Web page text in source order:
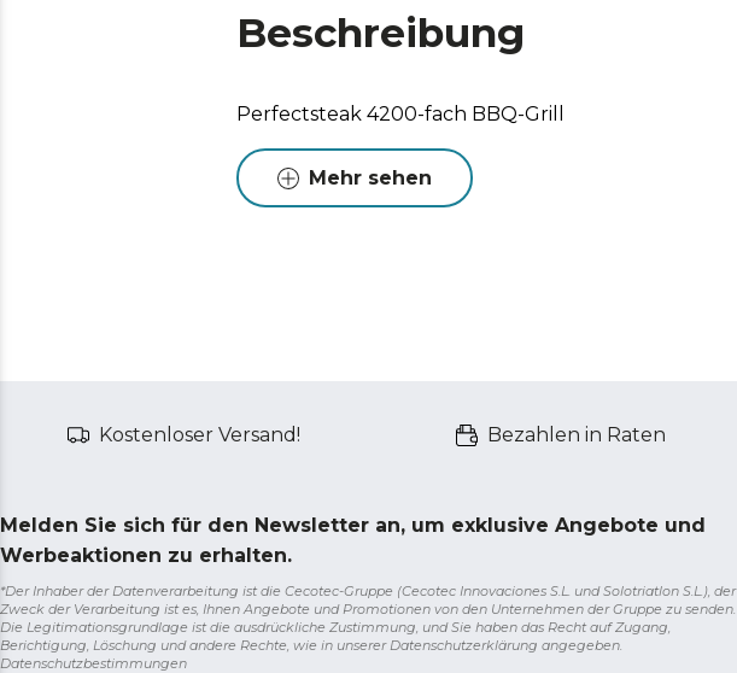
Beschreibung
Perfectsteak 4200-fach BBQ-Grill
Mehr sehen
Kostenloser Versand! Bezahlen in Raten
Melden Sie sich für den Newsletter an, um exklusive Angebote und
Werbeaktionen zu erhalten.
*Der Inhaber der Datenverarbeitung ist die Cecotec-Gruppe (Cecotec Innovaciones S.L. und Solotriatlon S.L.), der
Zweck der Verarbeitung ist es, Ihnen Angebote und Promotionen von den Unternehmen der Gruppe zu senden.
Die Legitimationsgrundlage ist die ausdrückliche Zustimmung, und Sie haben das Recht auf Zugang,
Berichtigung, Löschung und andere Rechte, wie in unserer Datenschutzerklärung angegeben.
Datenschutzbestimmungen